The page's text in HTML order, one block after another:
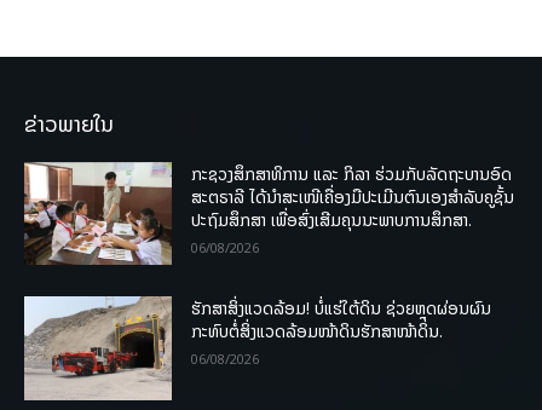
ຂ່າວພາຍໃນ
ກະຊວງສຶກສາທິການ ແລະ ກິລາ ຮ່ວມກັບລັດຖະບານອົດ
ສະຕຣາລີ ໄດ້ນຳສະເໜີເຄື່ອງມືປະເມີນຕົນເອງສຳລັບຄູຊັ້ນ
ປະຖົມສຶກສາ ເພື່ອສົ່ງເສີມຄຸນນະພາບການສຶກສາ.
06/08/2026
ຮັກສາສິ່ງແວດລ້ອມ! ບໍ່ແຮ່ໃຕ້ດິນ ຊ່ວຍຫຼຸດຜ່ອນຜົນ
ກະທົບຕໍ່ສິ່ງແວດລ້ອມໜ້າດິນຮັກສາໜ້າດິນ.
06/08/2026